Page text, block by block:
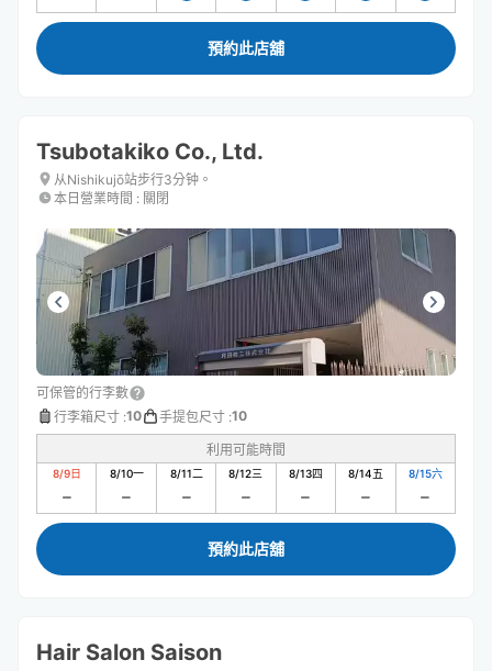
預約此店舖
Tsubotakiko Co., Ltd.
从Nishikujō站步行3分钟。
本日營業時間 : 關閉
可保管的行李數
行李箱尺寸 :10 手提包尺寸 :10
利用可能時間
8/9日 8/10一 8/11二 8/12三 8/13四 8/14五 8/15六
預約此店舖
Hair Salon Saison